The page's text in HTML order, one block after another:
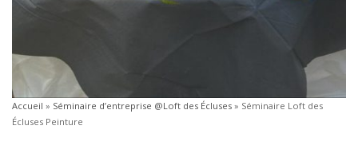
Accueil » Séminaire d’entreprise @Loft des Écluses » Séminaire Loft des
Écluses Peinture